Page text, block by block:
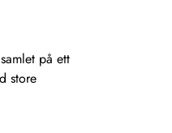
på ett
store